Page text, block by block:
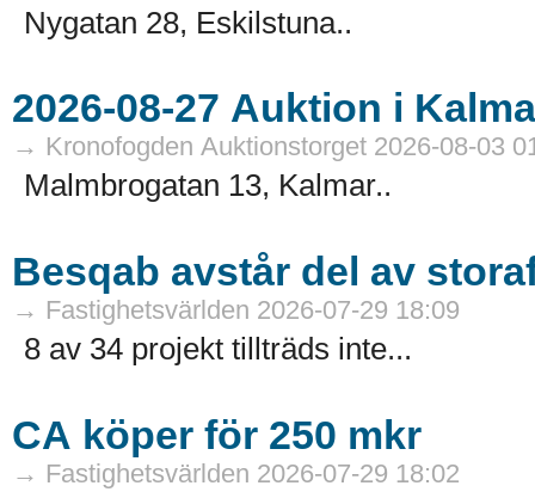
Nygatan 28, Eskilstuna..
→ Kronofogden Auktionstorget 2026-08-03
Malmbrogatan 13, Kalmar..
Besqab avstår del av
→ Fastighetsvärlden 2026-07-29 18:09
8 av 34 projekt tillträds inte...
CA köper för 250 mkr
→ Fastighetsvärlden 2026-07-29 18:02